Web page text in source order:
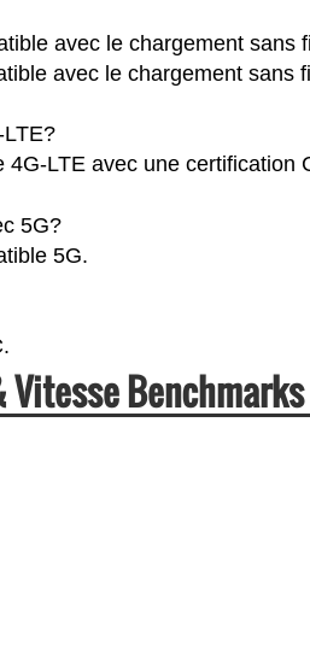
avec le chargement sans
avec le chargement sans
LTE avec une certification
5G?
5G.
Vitesse Benchmarks